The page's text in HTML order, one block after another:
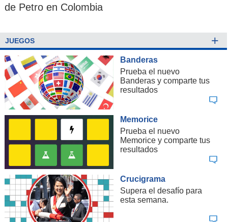
de Petro en Colombia
JUEGOS +
Banderas
Prueba el nuevo
Banderas y comparte tus
resultados
Memorice
Prueba el nuevo
Memorice y comparte tus
resultados
Crucigrama
Supera el desafío para
esta semana.